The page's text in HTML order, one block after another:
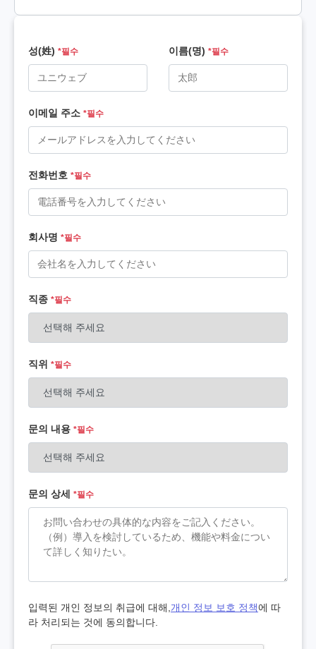
성(姓) *필수 이름(명) *필수
이메일 주소 *필수
전화번호 *필수
회사명 *필수
직종 *필수
직위 *필수
문의 내용 *필수
문의 상세 *필수
입력된 개인 정보의 취급에 대해,개인 정보 보호 정책에 따
라 처리되는 것에 동의합니다.